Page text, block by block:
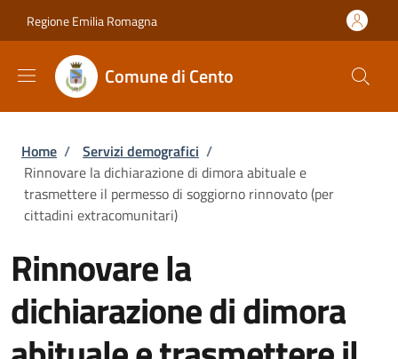
Regione Emilia Romagna
Comune di Cento
Briciole di pane
Home / Servizi demografici /
Rinnovare la dichiarazione di dimora abituale e
trasmettere il permesso di soggiorno rinnovato (per
cittadini extracomunitari)
Rinnovare la
dichiarazione di dimora